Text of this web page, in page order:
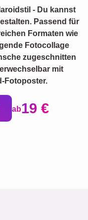
- Du kannst
Passend für
Formaten wie
Fotocollage
zugeschnitten
mit
Fotoposter.
ab19 €